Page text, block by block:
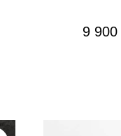
9 900